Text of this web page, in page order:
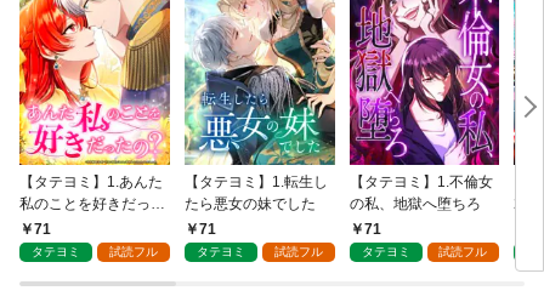
【タテヨミ】1.あんた
私のことを好きだった
の？
71
タテヨミ 試読フル
【タテヨミ】1.転生し
たら悪女の妹でした
71
タテヨミ 試読フル
【タテヨミ】1.不倫女
の私、地獄へ堕ちろ
71
タテヨミ 試読フル
2周
壊